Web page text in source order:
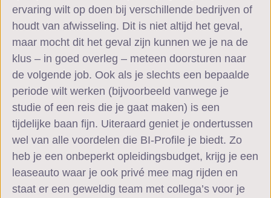
ervaring wilt op doen bij verschillende bedrijven of
houdt van afwisseling. Dit is niet altijd het geval,
maar mocht dit het geval zijn kunnen we je na de
klus – in goed overleg – meteen doorsturen naar
de volgende job. Ook als je slechts een bepaalde
periode wilt werken (bijvoorbeeld vanwege je
studie of een reis die je gaat maken) is een
tijdelijke baan fijn. Uiteraard geniet je ondertussen
wel van alle voordelen die BI-Profile je biedt. Zo
heb je een onbeperkt opleidingsbudget, krijg je een
leaseauto waar je ook privé mee mag rijden en
staat er een geweldig team met collega’s voor je